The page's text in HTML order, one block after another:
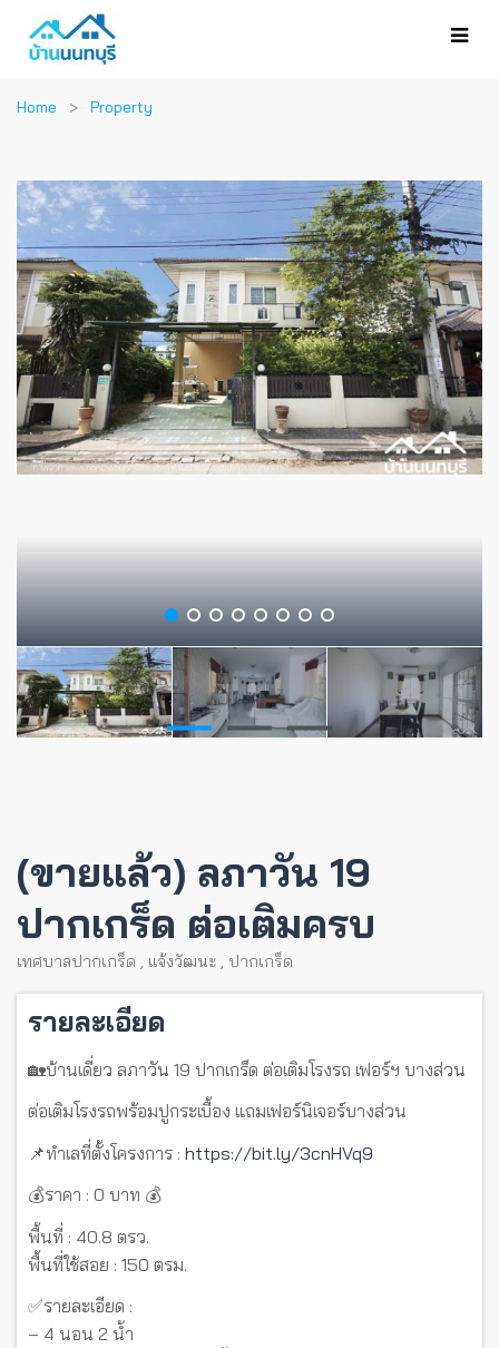
Home Property
(ขายแล้ว) ลภาวัน 19
ปากเกร็ด ต่อเติมครบ
เทศบาลปากเกร็ด , แจ้งวัฒนะ , ปากเกร็ด
รายละเอียด
🏡บ้านเดี่ยว ลภาวัน 19 ปากเกร็ด ต่อเติมโรงรถ เฟอร์ฯ บางส่วน
ต่อเติมโรงรถพร้อมปูกระเบื้อง แถมเฟอร์นิเจอร์บางส่วน
📌ทำเลที่ตั้งโครงการ : https://bit.ly/3cnHVq9
💰ราคา : 0 บาท 💰
พื้นที่ : 40.8 ตรว.
พื้นที่ใช้สอย : 150 ตรม.
✅รายละเอียด :
– 4 นอน 2 น้ำ